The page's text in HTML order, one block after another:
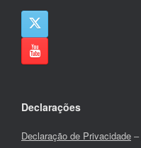
Declarações
Declaração de Privacidade –